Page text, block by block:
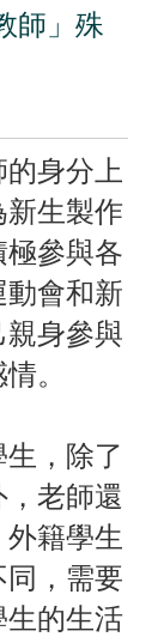
師」殊
身分上
生製作
參與各
會和新
身參與
。
，除了
老師還
籍學生
同，需要
生的生活